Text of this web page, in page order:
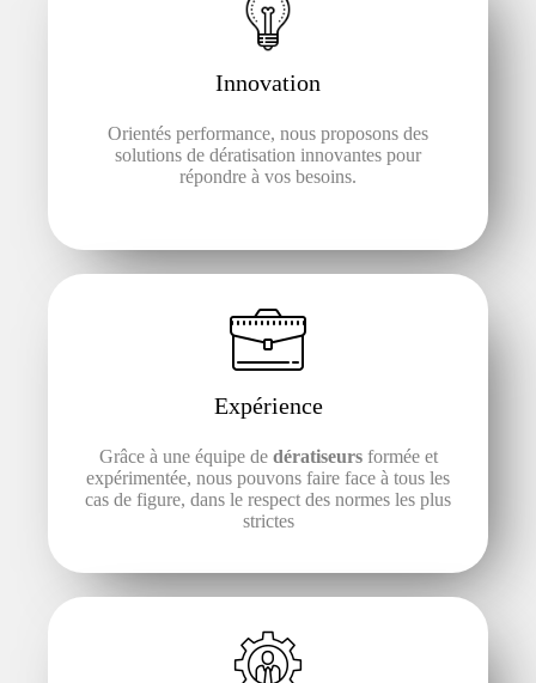
Innovation
Orientés performance, nous proposons des
solutions de dératisation innovantes pour
répondre à vos besoins.
Expérience
Grâce à une équipe de dératiseursformée et
expérimentée, nous pouvons faire face à tous les
cas de figure, dans le respect des normes les plus
strictes